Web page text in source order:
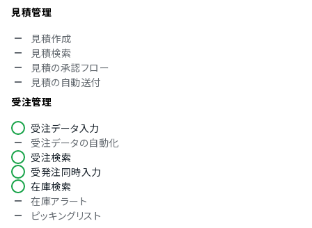
見積管理
見積作成
見積検索
見積の承認フロー
見積の自動送付
受注管理
受注データ入力
受注データの自動化
受注検索
受発注同時入力
在庫検索
在庫アラート
ピッキングリスト